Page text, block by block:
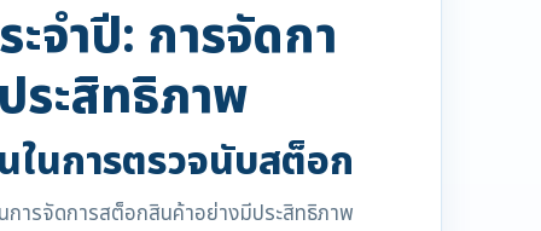
จำปี: การจัดกา
ระสิทธิภาพ
ในการตรวจนับสต็อก
ารจัดการสต็อกสินค้าอย่างมีประสิทธิภาพ